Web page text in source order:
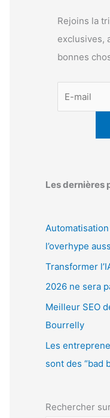
Rejoins la
exclusives,
bonnes
Les dernières
l’overhype
Transformer
2026 ne sera
Meilleur SEO
Bourrelly
Les
sont des “bad
Rechercher